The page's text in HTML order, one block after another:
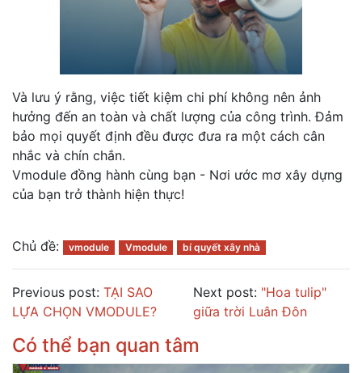
Và lưu ý rằng, việc tiết kiệm chi phí không nên ảnh
hưởng đến an toàn và chất lượng của công trình. Đảm
bảo mọi quyết định đều được đưa ra một cách cân
nhắc và chín chắn.
Vmodule đồng hành cùng bạn - Nơi ước mơ xây dựng
của bạn trở thành hiện thực!
Chủ đề: vmodule Vmodule bí quyết xây nhà
Previous post: TẠI SAO
LỰA CHỌN VMODULE?
Next post: "Hoa tulip"
giữa trời Luân Đôn
Có thể bạn quan tâm